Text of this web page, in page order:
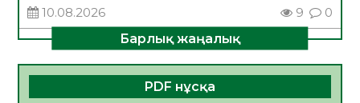
10.08.2026
9 0
САНАЛЫ ТАҢДАУ – ЖАРҚЫН БОЛАШАҚҚА
10.08.2026
18 0
Барлық жаңалық
PDF нұсқа